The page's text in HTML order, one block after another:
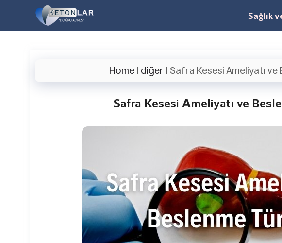
Sağlık
Home | diğer | Safra Kesesi Ameliyatı ve
Safra Kesesi Ameliyatı ve